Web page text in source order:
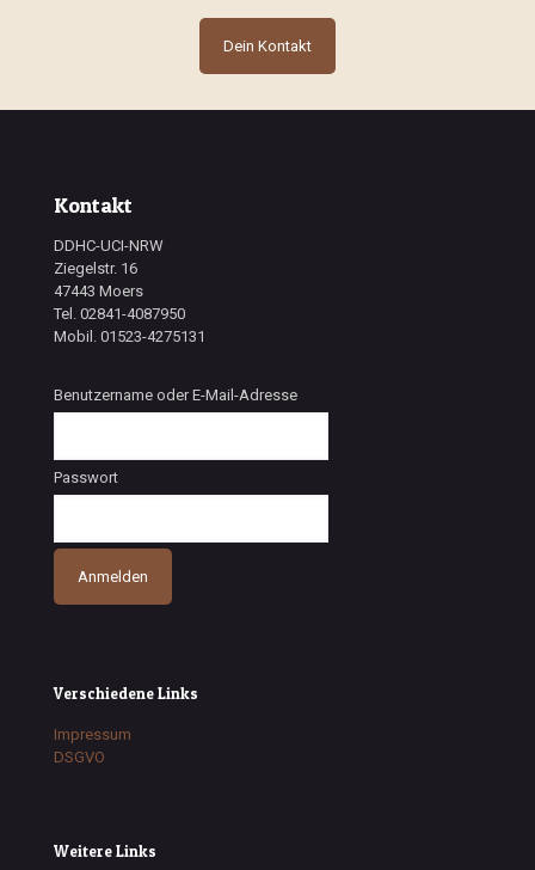
Dein Kontakt
Kontakt
DDHC-UCI-NRW
Ziegelstr. 16
47443 Moers
Tel. 02841-4087950
Mobil. 01523-4275131
Benutzername oder E-Mail-Adresse
Passwort
Verschiedene Links
Impressum
DSGVO
Weitere Links